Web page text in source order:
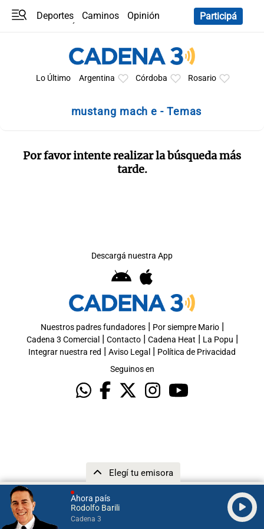
Ahora país
Rodolfo Barili
Cadena 3
Elegí tu emisora
Deportes Caminos
Opinión
Participá
Lo Último Argentina Córdoba Rosario
mustang mach e - Temas
Por favor intente realizar la búsqueda más
tarde.
Descargá nuestra App
Nuestros padres fundadores| Por siempre Mario|
Cadena 3 Comercial | Contacto| Cadena Heat | La Popu |
Integrar nuestra red | Aviso Legal | Política de Privacidad
Seguinos en